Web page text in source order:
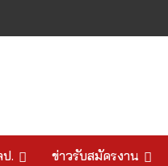
. ข่าวรับสมัครงาน